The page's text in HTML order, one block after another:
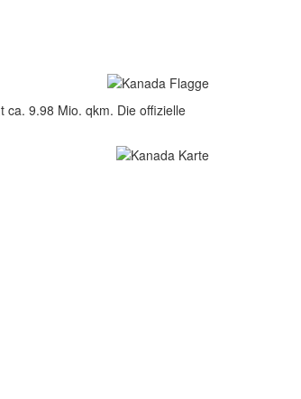
ca. 9.98 Mio. qkm. Die offizielle